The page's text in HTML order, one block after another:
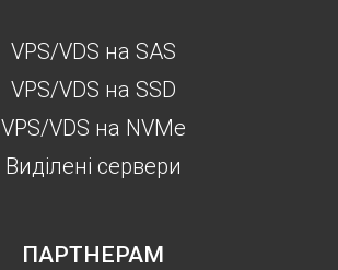
VPS/VDS на SAS
VPS/VDS на SSD
VPS/VDS на NVMe
Виділені сервери
ПАРТНЕРАМ